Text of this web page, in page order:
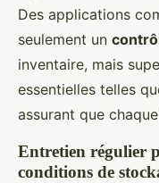
Des applications
seulement un
inventaire, mais
essentielles telles
assurant que
Entretien régulier
conditions de